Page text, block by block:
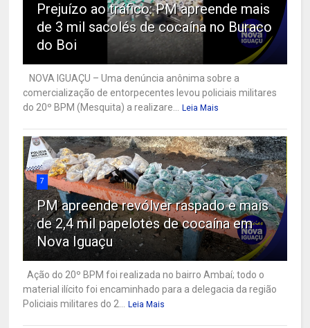
Prejuízo ao tráfico: PM apreende mais
de 3 mil sacolés de cocaína no Buraco
do Boi
NOVA IGUAÇU – Uma denúncia anônima sobre a
comercialização de entorpecentes levou policiais militares
do 20º BPM (Mesquita) a realizare... Leia Mais
7
PM apreende revólver raspado e mais
de 2,4 mil papelotes de cocaína em
Nova Iguaçu
Ação do 20º BPM foi realizada no bairro Ambaí; todo o
material ilícito foi encaminhado para a delegacia da região
Policiais militares do 2... Leia Mais